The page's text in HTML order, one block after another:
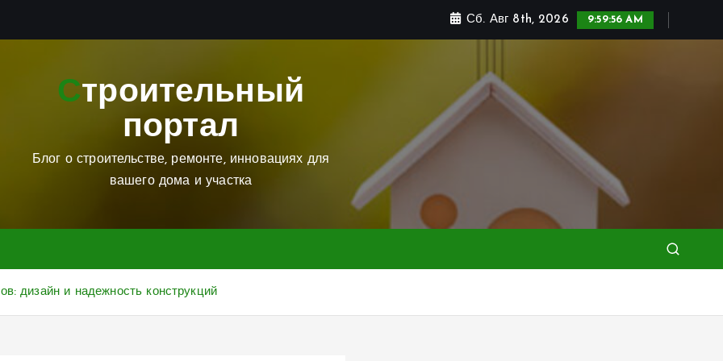
Сб. Авг 8th, 2026 9:59:58 AM
Строительный
портал
Блог о строительстве, ремонте, инновациях для
вашего дома и участка
дизайн и надежность конструкций